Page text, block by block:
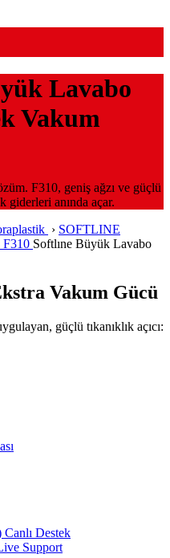
Lavabo
Vakum
F310, geniş ağzı ve güçlü
anında açar.
› SOFTLINE
F310 Softlıne Büyük Lavabo
Vakum Gücü
güçlü tıkanıklık açıcı:
Destek
Support